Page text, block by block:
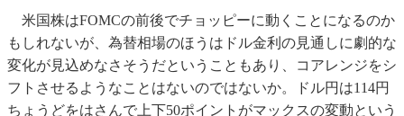
米国株はFOMCの前後でチョッピーに動くことになるのか
もしれないが、為替相場のほうはドル金利の見通しに劇的な
変化が見込めなさそうだということもあり、コアレンジをシ
フトさせるようなことはないのではないか。ドル円は114円
ちょうどをはさんで上下50ポイントがマックスの変動という